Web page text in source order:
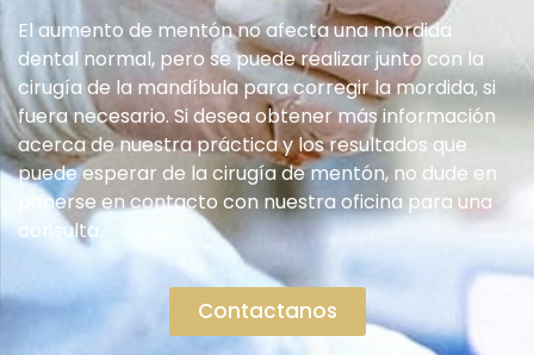
El aumento de mentón no afecta una mordida
dental normal, pero se puede realizar junto con la
cirugía de la mandíbula para corregir la mordida, si
fuera necesario. Si desea obtener más información
acerca de nuestra práctica y los resultados que
puede esperar de la cirugía de mentón, no dude en
ponerse en contacto con nuestra oficina para una
consulta.
Contactanos